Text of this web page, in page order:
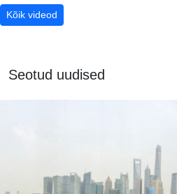
Kõik videod
Seotud uudised